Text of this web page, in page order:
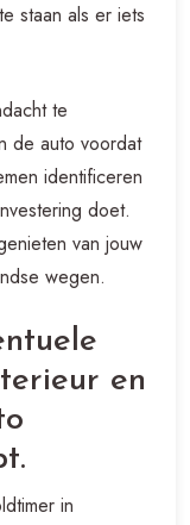
staan als er iets
te
de auto voordat
identificeren
doet.
van jouw
wegen.
en
in